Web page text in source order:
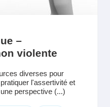
–
violente
diverses pour
l'assertivité et
perspective (...)